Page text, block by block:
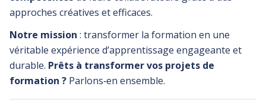
approches créatives et efficaces.
Notre mission : transformer la formation en une
véritable expérience d’apprentissage engageante et
durable. Prêts à transformer vos projets de
formation ? Parlons‑en ensemble.